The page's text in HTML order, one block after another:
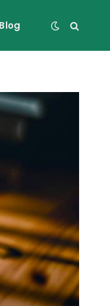
Blog